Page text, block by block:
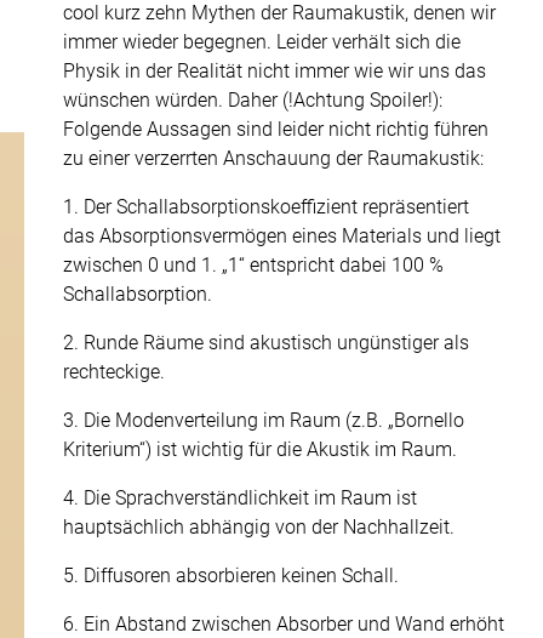
Diffusoren
zu
unserer
Xing-
Seite
Impressum
Daten­schutz
© 2019 by Auri Akustik
Webdesign byFEUER­
cool kurz zehn Mythen der Raumakustik, denen wir
immer wieder begegnen. Leider verhält sich die
Physik in der Realität nicht immer wie wir uns das
wünschen würden. Daher (!Achtung Spoiler!):
Folgende Aussagen sind leider nicht richtig führen
zu einer verzerrten Anschauung der Raumakustik:
1. Der Schallabsorptionskoeffizient repräsentiert
das Absorptionsvermögen eines Materials und liegt
zwischen 0 und 1. „1“ entspricht dabei 100 %
Schallabsorption.
2. Runde Räume sind akustisch ungünstiger als
rechteckige.
3. Die Modenverteilung im Raum (z.B. „Bornello
Kriterium“) ist wichtig für die Akustik im Raum.
4. Die Sprachverständlichkeit im Raum ist
hauptsächlich abhängig von der Nachhallzeit.
5. Diffusoren absorbieren keinen Schall.
6. Ein Abstand zwischen Absorber und Wand erhöht